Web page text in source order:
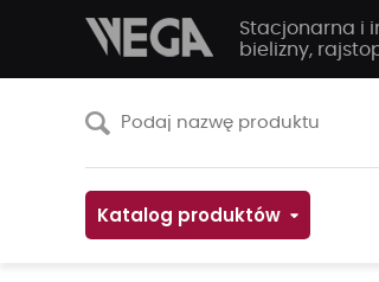
Stacjonarna i
bielizny,
Katalog produktów